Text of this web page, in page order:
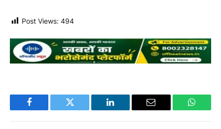
Post Views: 494
Facebook Twitter LinkedIn Email